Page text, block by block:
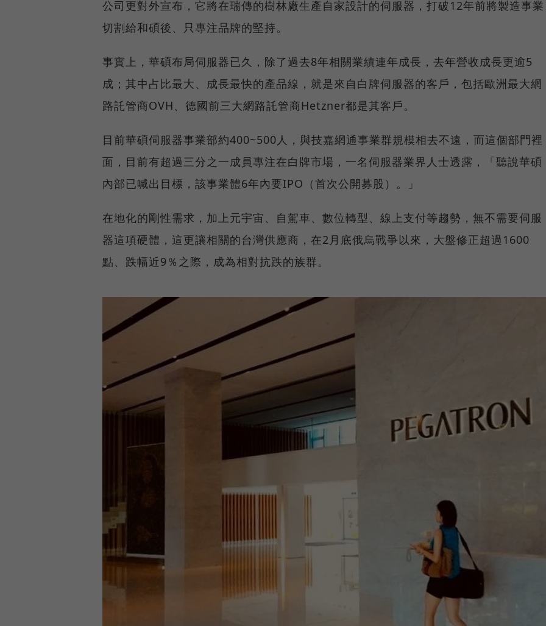
公司更對外宣布，它將在瑞傳的樹林廠生產自家設計的伺服器，打破12年前將製造事業
切割給和碩後、只專注品牌的堅持。
事實上，華碩布局伺服器已久，除了過去8年相關業績連年成長，去年營收成長更逾5
成；其中占比最大、成長最快的產品線，就是來自白牌伺服器的客戶，包括歐洲最大網
路託管商OVH、德國前三大網路託管商Hetzner都是其客戶。
目前華碩伺服器事業部約400~500人，與技嘉網通事業群規模相去不遠，而這個部門裡
面，目前有超過三分之一成員專注在白牌市場，一名伺服器業界人士透露，「聽說華碩
內部已喊出目標，該事業體6年內要IPO（首次公開募股）。」
在地化的剛性需求，加上元宇宙、自駕車、數位轉型、線上支付等趨勢，無不需要伺服
器這項硬體，這更讓相關的台灣供應商，在2月底俄烏戰爭以來，大盤修正超過1600
點、跌幅近9％之際，成為相對抗跌的族群。